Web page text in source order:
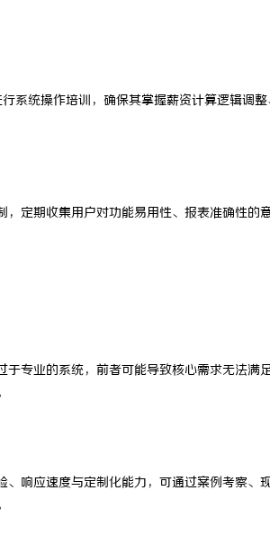
系统操作培训，确保其掌握薪资计算逻辑调
，定期收集用户对功能易用性、报表准确性
于专业的系统，前者可能导致核心需求无法
、响应速度与定制化能力，可通过案例考察